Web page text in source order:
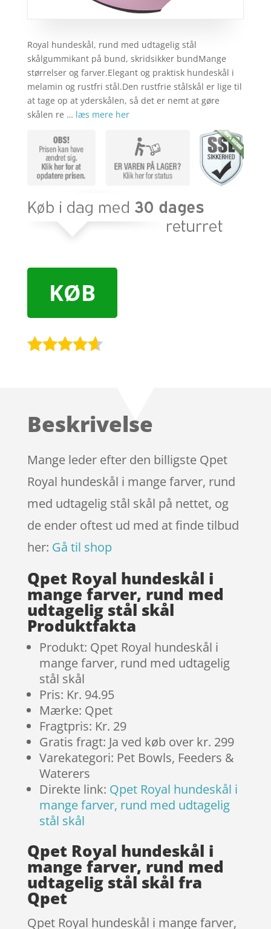
Royal hundeskål, rund med udtagelig stål
skålgummikant på bund, skridsikker bundMange
størrelser og farver.Elegant og praktisk hundeskål i
melamin og rustfri stål.Den rustfrie stålskål er lige til
at tage op at yderskålen, så det er nemt at gøre
skålen re … læs mere her
KØB
på
mmelser
Beskrivelse
Mange leder efter den billigste Qpet
Royal hundeskål i mange farver, rund
med udtagelig stål skål på nettet, og
de ender oftest ud med at finde tilbud
her: Gå til shop
Qpet Royal hundeskål i
mange farver, rund med
udtagelig stål skål
Produktfakta
Produkt: Qpet Royal hundeskål i
mange farver, rund med udtagelig
stål skål
Pris: Kr. 94.95
Mærke: Qpet
Fragtpris: Kr. 29
Gratis fragt: Ja ved køb over kr. 299
Varekategori: Pet Bowls, Feeders &
Waterers
Direkte link: Qpet Royal hundeskål i
mange farver, rund med udtagelig
stål skål
Qpet Royal hundeskål i
mange farver, rund med
udtagelig stål skål fra
Qpet
Qpet Royal hundeskål i mange farver,